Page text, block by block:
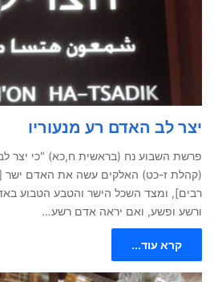
יצר לב האדם רע מנעוריו
פרשת השבוע נח (בראשית ח,כא) "כי יצר
(קהלת ז-כט) האלקים עשה את האדם ישר
רבים], ומצד השכל הישר והטבע הטבוע
ורשע ופשע, ואם יראה אדם רשע…
קרא עוד...